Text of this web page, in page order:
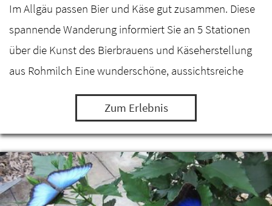
Im Allgäu passen Bier und Käse gut zusammen. Diese
spannende Wanderung informiert Sie an 5 Stationen
über die Kunst des Bierbrauens und Käseherstellung
aus Rohmilch Eine wunderschöne, aussichtsreiche
Wanderung zwischen dem Mariahilfer Sudhaus in…
Zum Erlebnis